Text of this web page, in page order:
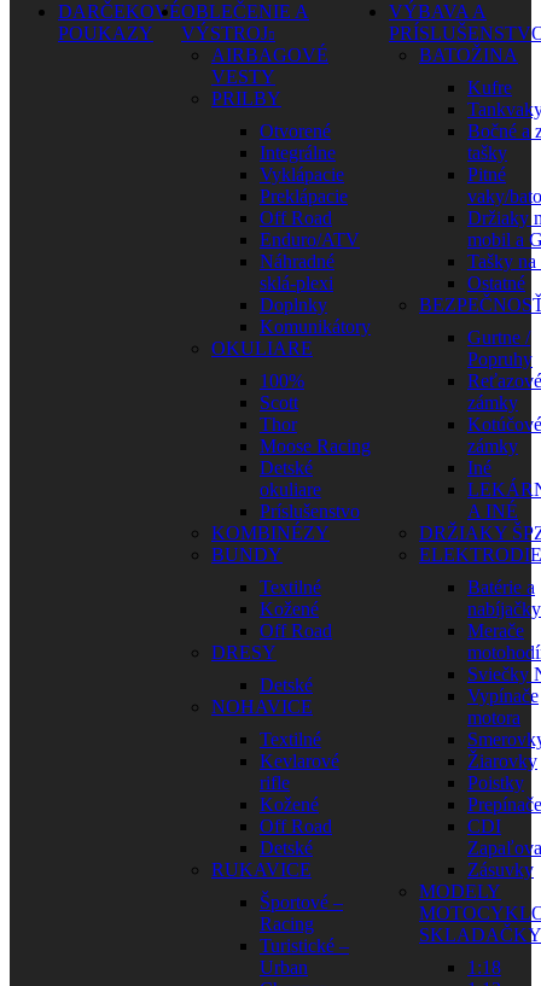
DARČEKOVÉ
POUKAZY
OBLEČENIE A
VÝSTROJ
AIRBAGOVÉ
VESTY
PRILBY
Otvorené
Integrálne
Vyklápacie
Preklápacie
Off Road
Enduro/ATV
Náhradné
sklá-plexi
Doplnky
Komunikátory
OKULIARE
100%
Scott
Thor
Moose Racing
Detské
okuliare
Príslušenstvo
KOMBINÉZY
BUNDY
Textilné
Kožené
Off Road
DRESY
Detské
NOHAVICE
Textilné
Kevlarové
rifle
Kožené
Off Road
Detské
RUKAVICE
Športové –
Racing
Turistické –
Urban
VÝBAVA A
BATOŽINA
Kufre
Bočné a
tašky
Pitné
vaky/
Držiaky
mobil a
Tašky na
Ostatné
Gurtne /
Popruhy
Reťazové
zámky
Kotúčové
zámky
Iné
A INÉ
DRŽIAKY
Batérie a
nabíjačky
Merače
Sviečky
Vypínače
motora
Žiarovky
Poistky
Prepínače
CDI
Zásuvky
MODELY
SKLADAČKY
1:18